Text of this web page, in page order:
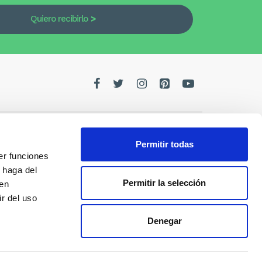
funciones
del
del uso
Permitir todas
Permitir la selección
Denegar
Quiero recibirlo
la